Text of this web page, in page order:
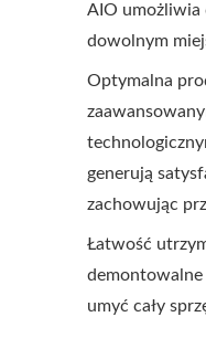
AIO umożliwia
dowolnym
Optymalna
generują
zachowując
Łatwość
demontowalne
umyć cały